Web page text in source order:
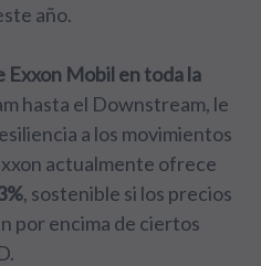
año.
Mobil en toda la
hasta el Downstream, le
a los movimientos
actualmente ofrece
, sostenible si los precios
por encima de ciertos